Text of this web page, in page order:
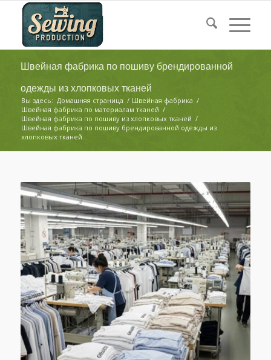
Швейная фабрика по пошиву брендированной
одежды из хлопковых тканей
Вы здесь: Домашняя страница / Швейная фабрика /
Швейная фабрика по материалам тканей /
Швейная фабрика по пошиву из хлопковых тканей /
Швейная фабрика по пошиву брендированной одежды из
хлопковых тканей...